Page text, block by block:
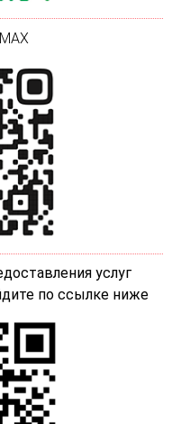
услуг
по ссылке ниже